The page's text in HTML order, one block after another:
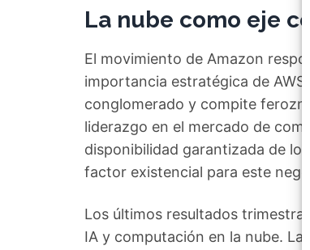
La nube como eje
El movimiento de Amazon
importancia estratégica de
conglomerado y compite
liderazgo en el mercado de
disponibilidad garantizada de
factor existencial para este
Los últimos resultados
IA y computación en la nube.